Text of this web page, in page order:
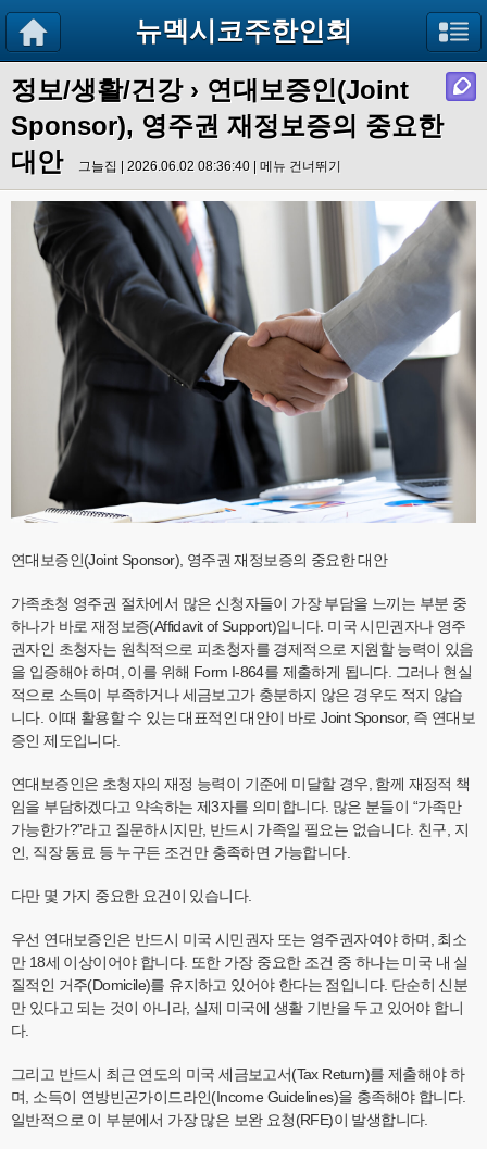
뉴멕시코주한인회
정보/생활/건강› 연대보증인(Joint
Sponsor), 영주권 재정보증의 중요한
대안
그늘집 | 2026.06.02 08:36:40 | 메뉴 건너뛰기
연대보증인(Joint Sponsor), 영주권 재정보증의 중요한 대안
가족초청 영주권 절차에서 많은 신청자들이 가장 부담을 느끼는 부분 중
하나가 바로 재정보증(Affidavit of Support)입니다. 미국 시민권자나 영주
권자인 초청자는 원칙적으로 피초청자를 경제적으로 지원할 능력이 있음
을 입증해야 하며, 이를 위해 Form I-864를 제출하게 됩니다. 그러나 현실
적으로 소득이 부족하거나 세금보고가 충분하지 않은 경우도 적지 않습
니다. 이때 활용할 수 있는 대표적인 대안이 바로 Joint Sponsor, 즉 연대보
증인 제도입니다.
연대보증인은 초청자의 재정 능력이 기준에 미달할 경우, 함께 재정적 책
임을 부담하겠다고 약속하는 제3자를 의미합니다. 많은 분들이 “가족만
가능한가?”라고 질문하시지만, 반드시 가족일 필요는 없습니다. 친구, 지
인, 직장 동료 등 누구든 조건만 충족하면 가능합니다.
다만 몇 가지 중요한 요건이 있습니다.
우선 연대보증인은 반드시 미국 시민권자 또는 영주권자여야 하며, 최소
만 18세 이상이어야 합니다. 또한 가장 중요한 조건 중 하나는 미국 내 실
질적인 거주(Domicile)를 유지하고 있어야 한다는 점입니다. 단순히 신분
만 있다고 되는 것이 아니라, 실제 미국에 생활 기반을 두고 있어야 합니
다.
그리고 반드시 최근 연도의 미국 세금보고서(Tax Return)를 제출해야 하
며, 소득이 연방빈곤가이드라인(Income Guidelines)을 충족해야 합니다.
일반적으로 이 부분에서 가장 많은 보완 요청(RFE)이 발생합니다.